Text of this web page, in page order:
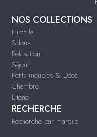
NOS COLLECTIONS
Himolla
Salons
Relaxation
Séjour
Petits meubles & Déco
Chambre
Literie
RECHERCHE
Recherche par marque